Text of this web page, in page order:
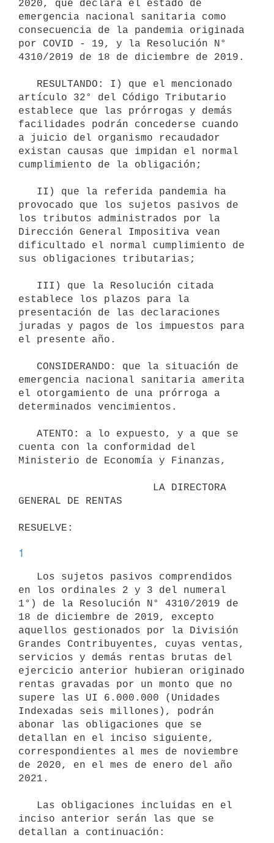
2020, que declara el estado de
emergencia nacional sanitaria como
consecuencia de la pandemia originada
por COVID - 19, y la Resolución N°
4310/2019 de 18 de diciembre de 2019.
artículo 32° del Código Tributario
establece que las prórrogas y demás
facilidades podrán concederse cuando
a juicio del organismo recaudador
existan causas que impidan el normal
cumplimiento de la obligación;
provocado que los sujetos pasivos de
los tributos administrados por la
Dirección General Impositiva vean
dificultado el normal cumplimiento de
sus obligaciones tributarias;
establece los plazos para la
presentación de las declaraciones
juradas y pagos de los impuestos para
el presente año.
emergencia nacional sanitaria amerita
el otorgamiento de una prórroga a
determinados vencimientos.
cuenta con la conformidad del
Ministerio de Economía y Finanzas,
GENERAL DE RENTAS
1
en los ordinales 2 y 3 del numeral
1°) de la Resolución N° 4310/2019 de
18 de diciembre de 2019, excepto
aquellos gestionados por la División
Grandes Contribuyentes, cuyas ventas,
servicios y demás rentas brutas del
ejercicio anterior hubieran originado
rentas gravadas por un monto que no
supere las UI 6.000.000 (Unidades
Indexadas seis millones), podrán
abonar las obligaciones que se
detallan en el inciso siguiente,
correspondientes al mes de noviembre
de 2020, en el mes de enero del año
2021.
inciso anterior serán las que se
detallan a continuación: